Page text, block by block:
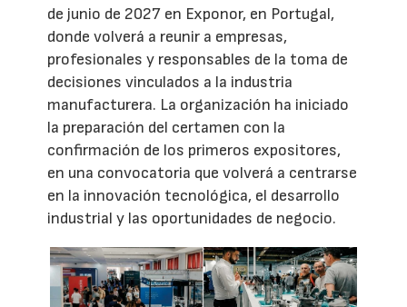
de junio de 2027 en Exponor, en Portugal,
donde volverá a reunir a empresas,
profesionales y responsables de la toma de
decisiones vinculados a la industria
manufacturera. La organización ha iniciado
la preparación del certamen con la
confirmación de los primeros expositores,
en una convocatoria que volverá a centrarse
en la innovación tecnológica, el desarrollo
industrial y las oportunidades de negocio.